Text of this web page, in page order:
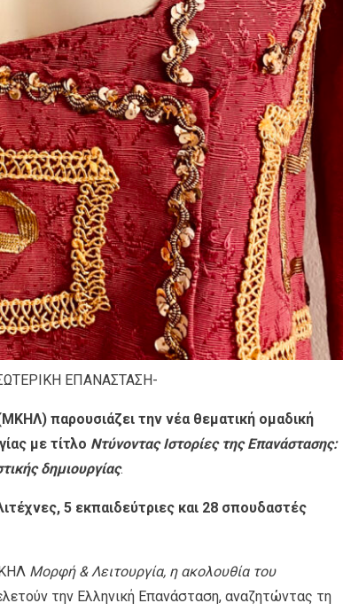
ΕΠΑΝΑΣΤΑΣΗ-
παρουσιάζει την νέα θεματική ομαδική
με τίτλο Ντύνοντας Ιστορίες της Επανάστασης:
δημιουργίας.
5 εκπαιδεύτριες και 28 σπουδαστές
Μορφή & Λειτουργία, η ακολουθία του
την Ελληνική Επανάσταση, αναζητώντας τη